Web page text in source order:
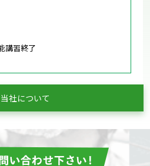
講習終了
当社について